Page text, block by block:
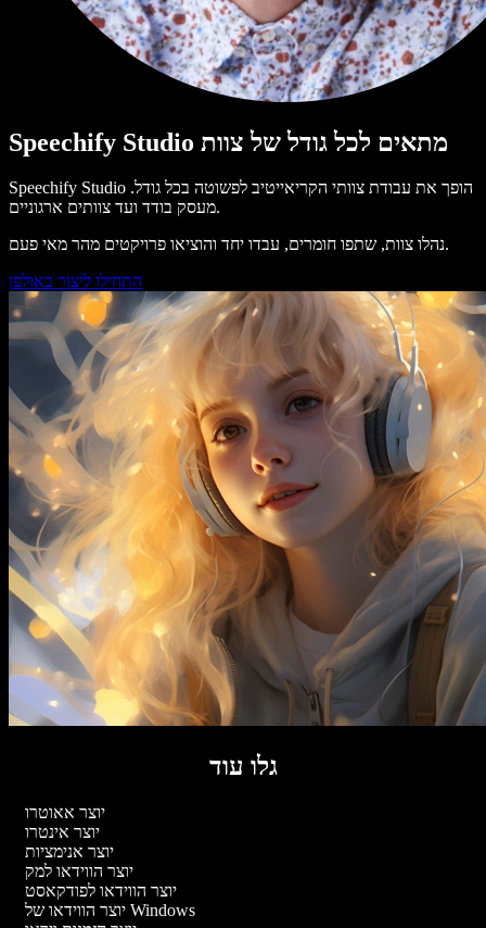
Speechify Studio מתאים לכל גודל של צוות
Speechify Studio הופך את עבודת צוותי הקריאייטיב לפשוטה בכל גודל.
מעסק בודד ועד צוותים ארגוניים.
נהלו צוות, שתפו חומרים, עבדו יחד והוציאו פרויקטים מהר מאי פעם.
התחילו ליצור באולפן
גלו עוד
יוצר אאוטרו
יוצר אינטרו
יוצר אנימציות
יוצר הווידאו למק
יוצר הווידאו לפודקאסט
יוצר הווידאו של Windows